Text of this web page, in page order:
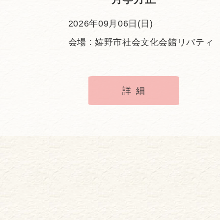
2026年09月06日(日)
会場 : 嬉野市社会文化会館リバティ
詳細